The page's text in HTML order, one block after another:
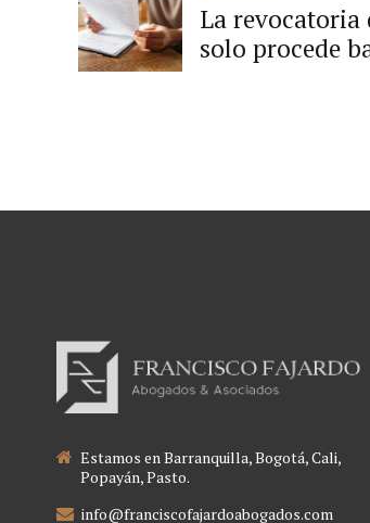
La
solo procede
Estamos en Barranquilla, Bogotá, Cali,
Popayán, Pasto.
info@franciscofajardoabogados.com